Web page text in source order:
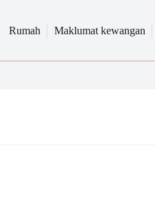
Rumah Maklumat kewangan